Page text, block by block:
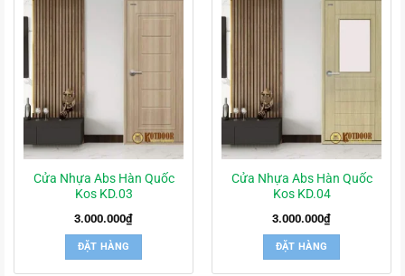
Cửa Nhựa Abs Hàn Quốc
Kos KD.03
3.000.000₫
ĐẶT HÀNG
Cửa Nhựa Abs Hàn Quốc
Kos KD.04
3.000.000₫
ĐẶT HÀNG